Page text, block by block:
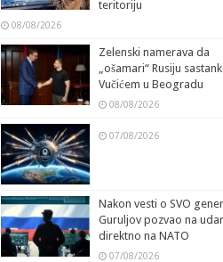
teritoriju
08/08/2026
Zelenski namerava da
„ošamari“ Rusiju
Vučićem u Beogradu
08/08/2026
07/08/2026
Nakon vesti o SVO
Guruljov pozvao na
direktno na NATO
07/08/2026